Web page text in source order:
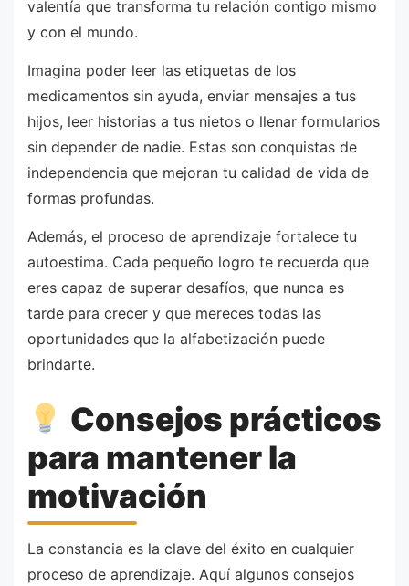
valentía que transforma tu relación contigo mismo
y con el mundo.
Imagina poder leer las etiquetas de los
medicamentos sin ayuda, enviar mensajes a tus
hijos, leer historias a tus nietos o llenar formularios
sin depender de nadie. Estas son conquistas de
independencia que mejoran tu calidad de vida de
formas profundas.
Además, el proceso de aprendizaje fortalece tu
autoestima. Cada pequeño logro te recuerda que
eres capaz de superar desafíos, que nunca es
tarde para crecer y que mereces todas las
oportunidades que la alfabetización puede
brindarte.
Consejos prácticos
para mantener la
motivación
La constancia es la clave del éxito en cualquier
proceso de aprendizaje. Aquí algunos consejos